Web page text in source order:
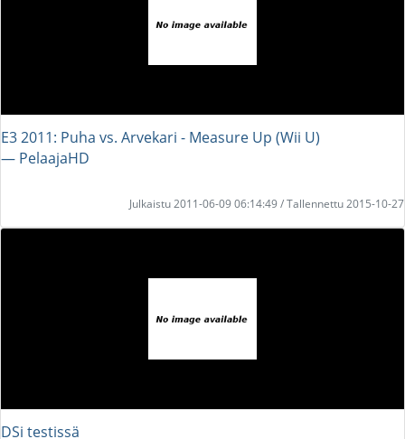
E3 2011: Puha vs. Arvekari - Measure Up (Wii U)
― PelaajaHD
Julkaistu 2011-06-09 06:14:49 / Tallennettu 2015-10-27
DSi testissä